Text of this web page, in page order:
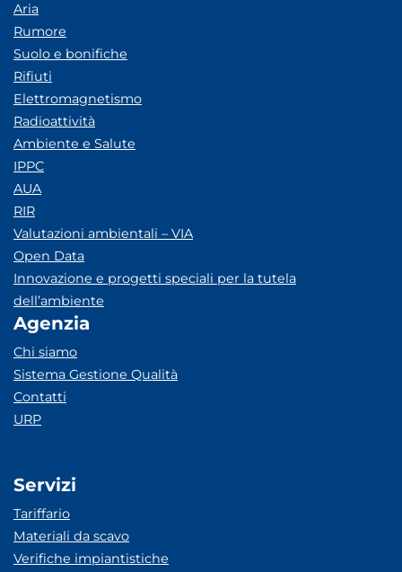
Aria
Rumore
Suolo e bonifiche
Rifiuti
Elettromagnetismo
Radioattività
Ambiente e Salute
IPPC
AUA
RIR
Valutazioni ambientali – VIA
Open Data
Innovazione e progetti speciali per la tutela
dell’ambiente
Agenzia
Chi siamo
Sistema Gestione Qualità
Contatti
URP
Servizi
Tariffario
Materiali da scavo
Verifiche impiantistiche